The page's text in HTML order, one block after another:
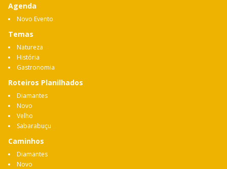
Agenda
Novo Evento
Temas
Natureza
História
Gastronomia
Roteiros Planilhados
Diamantes
Novo
Velho
Sabarabuçu
Caminhos
Diamantes
Novo